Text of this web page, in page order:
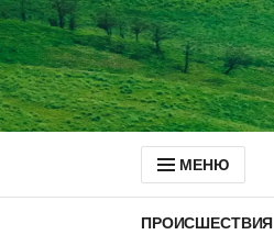
МЕНЮ
ПРОИСШЕСТВИЯ